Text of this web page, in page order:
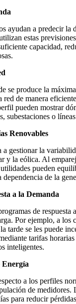
ayudan a predecir la
estas
capacidad,
se produce la
red de manera
pueden mostrar
subestaciones o
Renovables
gestionar la
y la eólica. Al
pueden
de la
a la Demanda
de respuesta
Por ejemplo, a los
tarde se les puede
tarifas
inteligentes.
Energía
a los perfiles
de medidores.
para reducir